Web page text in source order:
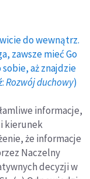
do wewnątrz.
zawsze mieć Go
aż znajdzie
Rozwój duchowy)
informacje,
kierunek
że informacje
Naczelny
decyzji w